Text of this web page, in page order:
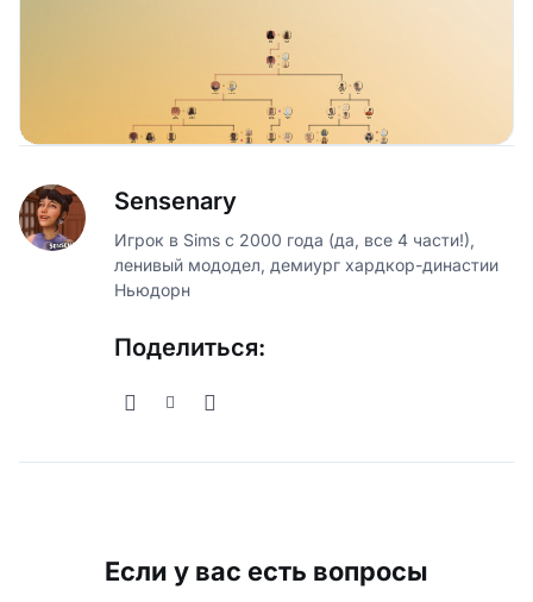
Sensenary
Игрок в Sims с 2000 года (да, все 4 части!),
ленивый мододел, демиург хардкор-династии
Ньюдорн
Поделиться:
Если у вас есть вопросы